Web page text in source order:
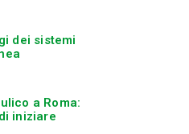
dei sistemi
a Roma:
iniziare